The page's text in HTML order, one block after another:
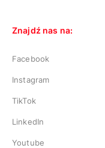
Znajdź nas na:
Facebook
Instagram
TikTok
LinkedIn
Youtube